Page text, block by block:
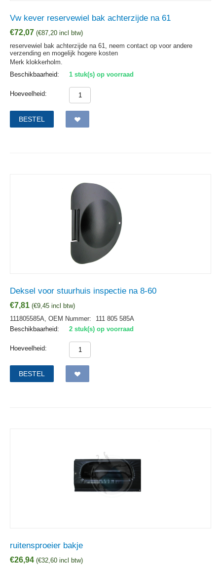
Vw kever reservewiel bak achterzijde na 61
€72,07 (€87,20 incl btw)
reservewiel bak achterzijde na 61, neem contact op voor andere
verzending en mogelijk hogere kosten
Merk klokkerholm.
Beschikbaarheid:
1 stuk(s) op voorraad
Hoeveelheid:
BESTEL
Deksel voor stuurhuis inspectie na 8-60
€7,81 (€9,45 incl btw)
111805585A, OEM Nummer:
111 805 585A
Beschikbaarheid:
2 stuk(s) op voorraad
Hoeveelheid:
BESTEL
ruitensproeier bakje
€26,94 (€32,60 incl btw)